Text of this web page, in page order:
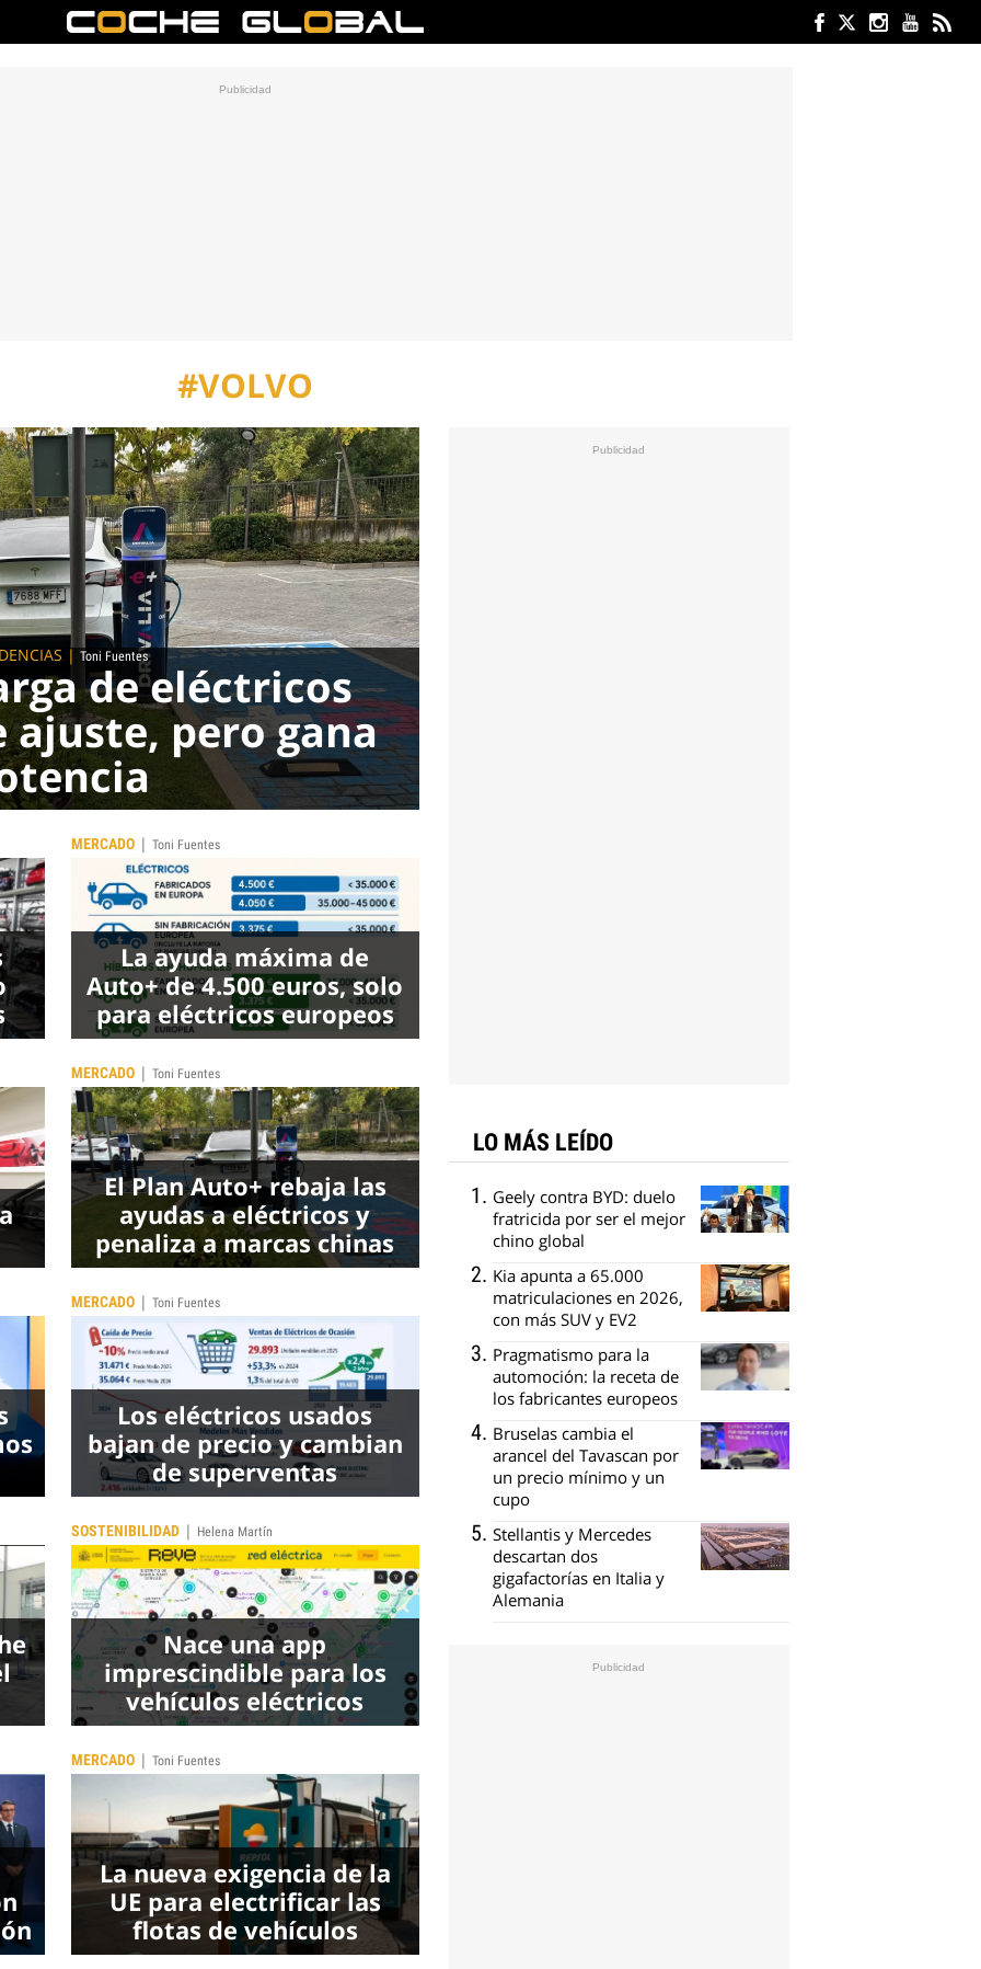
#VOLVO
|Toni Fuentes
de eléctricos
ajuste, pero gana
MERCADO |Toni Fuentes
La ayuda máxima de
Auto+ de 4.500 euros, solo
para eléctricos europeos
MERCADO |Toni Fuentes
El Plan Auto+ rebaja las
ayudas a eléctricos y
penaliza a marcas chinas
MERCADO |Toni Fuentes
Los eléctricos usados
bajan de precio y cambian
de superventas
SOSTENIBILIDAD | Helena Martín
Nace una app
imprescindible para los
vehículos eléctricos
MERCADO |Toni Fuentes
La nueva exigencia de la
UE para electrificar las
flotas de vehículos
LO MÁS LEÍDO
Geely contra BYD: duelo
fratricida por ser el mejor
chino global
Kia apunta a 65.000
matriculaciones en 2026,
con más SUV y EV2
Pragmatismo para la
automoción: la receta de
los fabricantes europeos
Bruselas cambia el
arancel del Tavascan por
un precio mínimo y un
cupo
Stellantis y Mercedes
descartan dos
gigafactorías en Italia y
Alemania